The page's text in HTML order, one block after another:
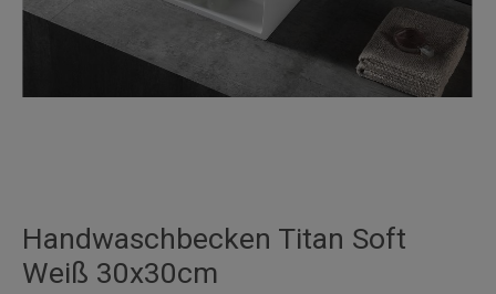
Handwaschbecken Titan Soft
Weiß 30x30cm